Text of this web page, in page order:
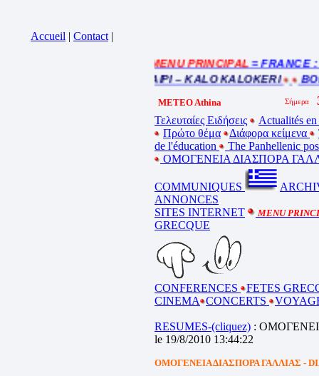
Accueil | Contact |
= MENU PRINCIPAL= FRANCE :
ETE – ΚΑΛΟ ΚΑΛΟΚΑΙΡΙ – KALO KALOKERI
METEO Athina
Τελευταίες Ειδήσεις
Actualités
Πρώτο θέμα
Διάφορα κείμενα
de l'éducation
The Panhellenic
ΟΜΟΓΕΝΕΙΑ ΔΙΑΣΠΟΡΑ
COMMUNIQUES
ANNONCES
SITES INTERNET
MENU
GRECQUE
CONFERENCES
FETES
CINEMA CONCERTS
RESUMES-(cliquez) :
le 19/8/2010 13:44:22
ΟΜΟΓΕΝΕΙΑ ΔΙΑΣΠΟΡΑ ΓΑΛΛΙΑΣ -